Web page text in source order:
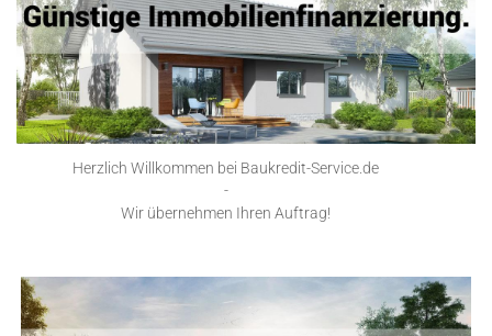
Herzlich Willkommen bei Baukredit-Service.de
-
Wir übernehmen Ihren Auftrag!